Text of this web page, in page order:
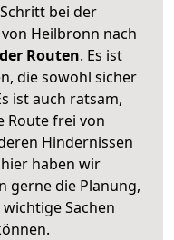
bei der
Heilbronn nach
Routen. Es ist
die sowohl sicher
ist auch ratsam,
Route frei von
Hindernissen
haben wir
gerne die Planung,
Sachen